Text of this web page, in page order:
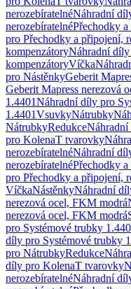
nerozebíratelnéNáhradní
nerozebíratelnéPřechodky
pro Přechodky a připojení,
kompenzátoryNáhradní
kompenzátoryVíčka
pro NástěnkyGeberit
Geberit Mapress nerezová
1.4401Náhradní díly pro
1.4401VsuvkyNátrubky
NátrubkyRedukce
pro KolenaT tvarovky
nerozebíratelnéNáhradní
nerozebíratelnéPřechodky
pro Přechodky a připojení,
VíčkaNástěnkyNáhradní
nerezová ocel, FKM modrá
nerezová ocel, FKM modrá
pro Systémové trubky
díly pro Systémové trubky
pro NátrubkyRedukce
díly pro KolenaT tvarovky
nerozebíratelnéNáhradní